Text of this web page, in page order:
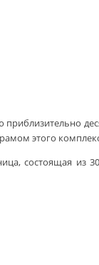
этого
состоящая